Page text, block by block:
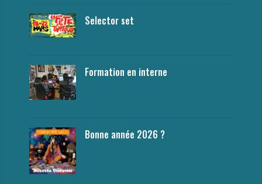
Selector set
Formation en interne
Bonne année 2026 ?